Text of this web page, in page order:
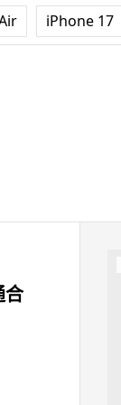
iPhone 17
合